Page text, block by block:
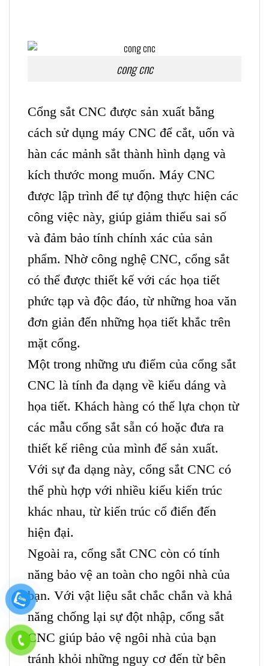
cong cnc
Cổng sắt CNC được sản xuất bằng
cách sử dụng máy CNC để cắt, uốn và
hàn các mảnh sắt thành hình dạng và
kích thước mong muốn. Máy CNC
được lập trình để tự động thực hiện các
công việc này, giúp giảm thiểu sai số
và đảm bảo tính chính xác của sản
phẩm. Nhờ công nghệ CNC, cổng sắt
có thể được thiết kế với các họa tiết
phức tạp và độc đáo, từ những hoa văn
đơn giản đến những họa tiết khắc trên
mặt cổng.
Một trong những ưu điểm của cổng sắt
CNC là tính đa dạng về kiểu dáng và
họa tiết. Khách hàng có thể lựa chọn từ
các mẫu cổng sắt sẵn có hoặc đưa ra
thiết kế riêng của mình để sản xuất.
Với sự đa dạng này, cổng sắt CNC có
thể phù hợp với nhiều kiểu kiến trúc
khác nhau, từ kiến trúc cổ điển đến
hiện đại.
Ngoài ra, cổng sắt CNC còn có tính
năng bảo vệ an toàn cho ngôi nhà của
bạn. Với vật liệu sắt chắc chắn và khả
năng chống lại sự đột nhập, cổng sắt
CNC giúp bảo vệ ngôi nhà của bạn
tránh khỏi những nguy cơ đến từ bên